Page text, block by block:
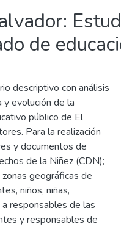
de
descriptivo con análisis
evolución de la
público de El
Para la realización
y documentos de
de la Niñez (CDN);
geográficas de
niños, niñas,
responsables de las
y responsables de